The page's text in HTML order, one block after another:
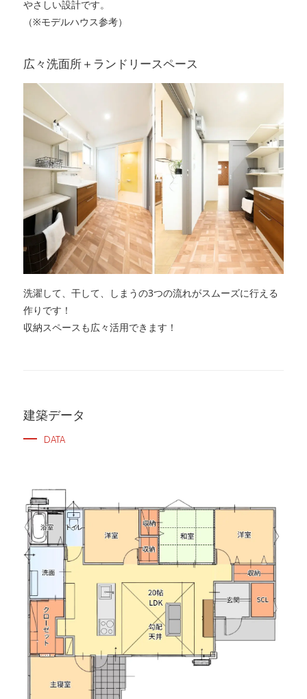
やさしい設計です。
（※モデルハウス参考）
広々洗面所＋ランドリースペース
洗濯して、干して、しまうの3つの流れがスムーズに行える
作りです！
収納スペースも広々活用できます！
建築データ
DATA